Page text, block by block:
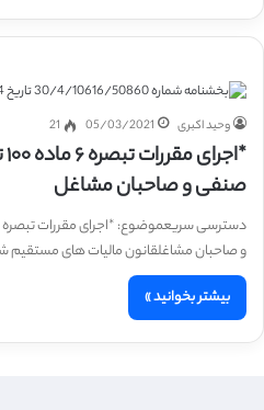
وحید اکبری 05/03/2021
21
صنفی و صاحبان مشاغل
و صاحبان مشاغلقانون مالیات های مستقیم
بیشتر بخوانید »